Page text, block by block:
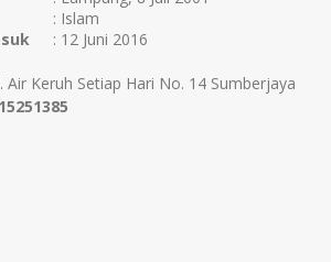
: Islam
: 12 Juni 2016
Air Keruh Setiap Hari No. 14 Sumberjaya